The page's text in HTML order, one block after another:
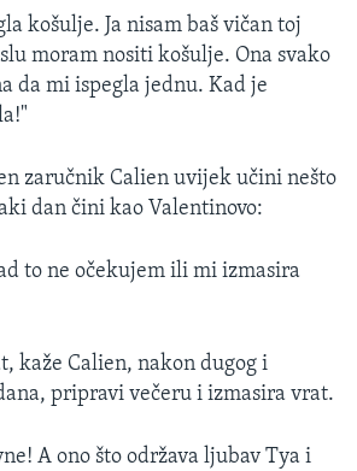
košulje. Ja nisam baš vičan toj
moram nositi košulje. Ona svako
da mi ispegla jednu. Kad je
zaručnik Calien uvijek učini nešto
dan čini kao Valentinovo:
to ne očekujem ili mi izmasira
kaže Calien, nakon dugog i
pripravi večeru i izmasira vrat.
A ono što održava ljubav Tya i